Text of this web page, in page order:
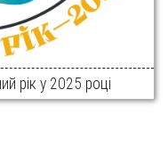
рік у 2025 році